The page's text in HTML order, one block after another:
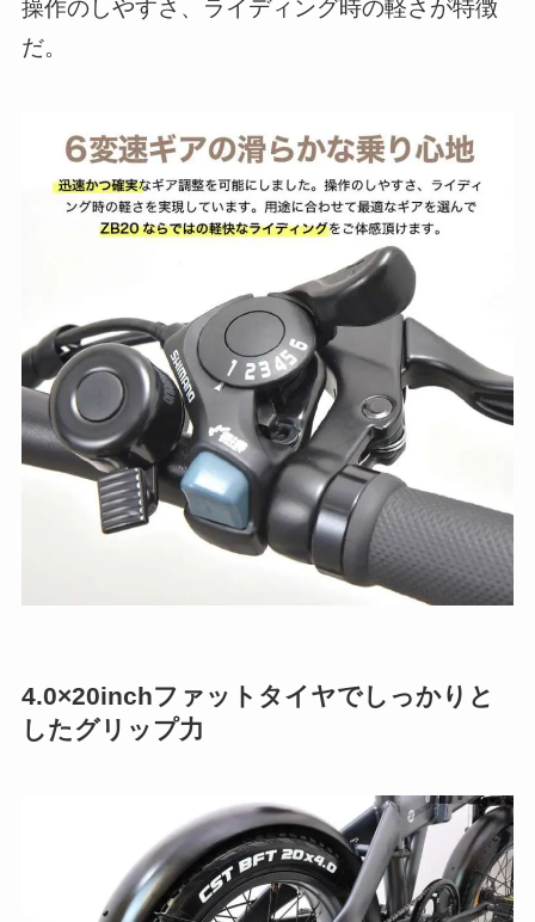
操作のしやすさ、ライディング時の軽さが特徴
だ。
4.0×20inchファットタイヤでしっかりと
したグリップ力